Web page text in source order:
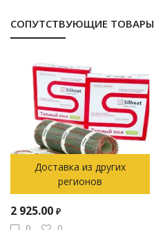
СОПУТСТВУЮЩИЕ ТОВАРЫ
Доставка из других
регионов
2 925.00 ₽